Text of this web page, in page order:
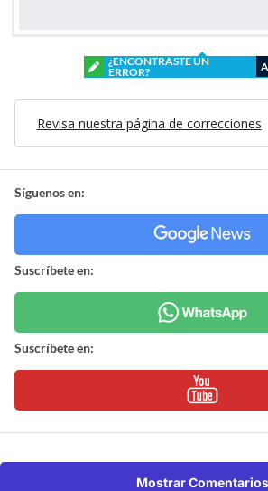
¿ENCONTRASTE UN
ERROR?
Revisa nuestra página de correcciones
Síguenos en:
Suscríbete en:
Suscríbete en:
Mostrar Comentarios